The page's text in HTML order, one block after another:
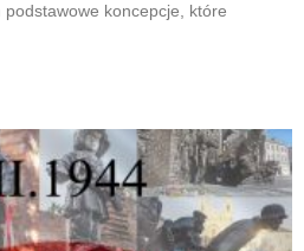
koncepcje, które